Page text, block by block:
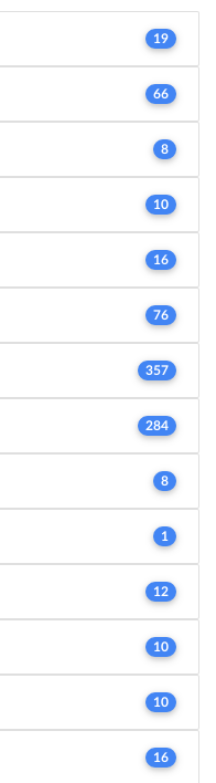
19
66
8
10
16
76
357
284
8
1
12
10
10
16